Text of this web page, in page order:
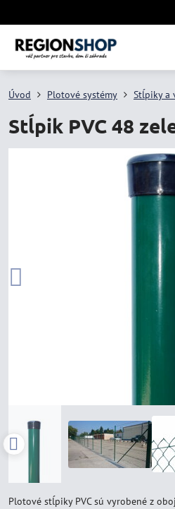
Úvod Plotové systémy Stĺpiky a
Stĺpik PVC 48
Plotové stĺpiky PVC sú vyrobené z